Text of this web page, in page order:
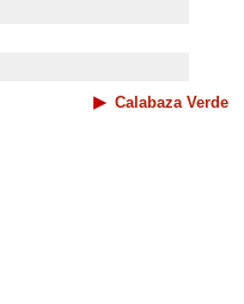
Calabaza Verde